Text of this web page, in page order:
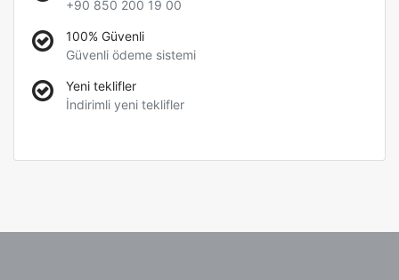
+90 850 200 19 00
100% Güvenli
Güvenli ödeme sistemi
Yeni teklifler
İndirimli yeni teklifler